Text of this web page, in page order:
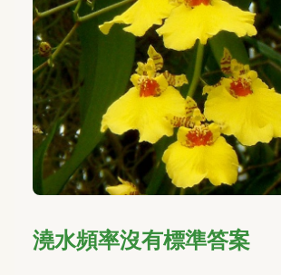
澆水頻率沒有標準答案